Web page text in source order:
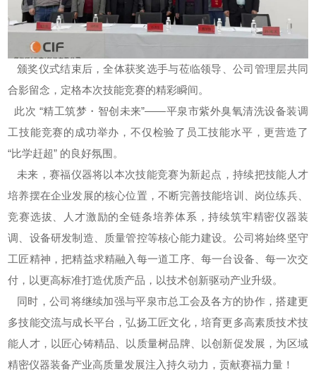
颁奖仪式结束后，全体获奖选手与莅临领导、公司管理层共同
合影留念，定格本次技能竞赛的精彩瞬间。
此次 “精工筑梦・智创未来”——平泉市紫外臭氧清洗设备装调
工技能竞赛的成功举办，不仅检验了员工技能水平，更营造了
“比学赶超” 的良好氛围。
未来，赛福仪器将以本次技能竞赛为新起点，持续把技能人才
培养摆在企业发展的核心位置，不断完善技能培训、岗位练兵、
竞赛选拔、人才激励的全链条培养体系，持续筑牢精密仪器装
调、设备研发制造、质量管控等核心能力建设。公司将始终坚守
工匠精神，把精益求精融入每一道工序、每一台设备、每一次交
付，以更高标准打造优质产品，以技术创新驱动产业升级。
同时，公司将继续加强与平泉市总工会及各方的协作，搭建更
多技能交流与成长平台，弘扬工匠文化，培育更多高素质技术技
能人才，以匠心铸精品、以质量树品牌、以创新促发展，为区域
精密仪器装备产业高质量发展注入持久动力，贡献赛福力量！